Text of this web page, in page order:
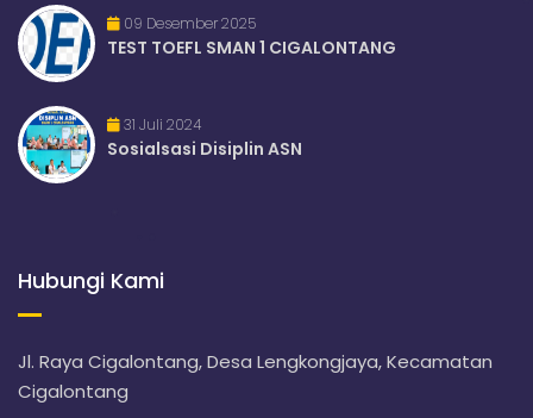
09 Desember 2025
TEST TOEFL SMAN 1 CIGALONTANG
31 Juli 2024
Sosialsasi Disiplin ASN
Hubungi Kami
Jl. Raya Cigalontang, Desa Lengkongjaya, Kecamatan
Cigalontang